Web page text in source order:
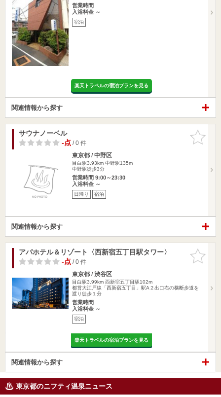
営業時間
入浴料金 ～
宿泊
楽天トラベルの宿泊プランを見る
関連情報から探す
お気に入
りに追加
サウナノーベル
-点/ 0 件
東京都 / 中野区
目白駅3.93km 中野駅135m
中野駅徒歩3分
営業時間 9:00～23:30
入浴料金 ～
日帰り 宿泊
関連情報から探す
お気に入
りに追加
アパホテル＆リゾート〈西新宿五丁目駅タワー〉
-点/ 0 件
東京都 / 渋谷区
目白駅3.99km 西新宿五丁目駅102m
都営大江戸線「西新宿五丁目」駅A２出口右の横断歩道を
渡り徒歩１分
営業時間
入浴料金 ～
宿泊
楽天トラベルの宿泊プランを見る
関連情報から探す
東京都のニフティ温泉ニュース